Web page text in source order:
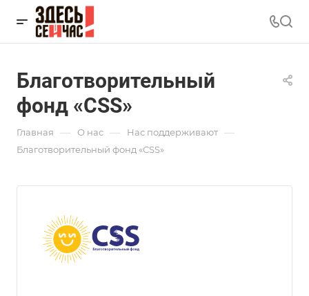
Благотворительный
фонд «CSS»
Главная — О нас — Нас поддерживают —
Благотворительный фонд «CSS»